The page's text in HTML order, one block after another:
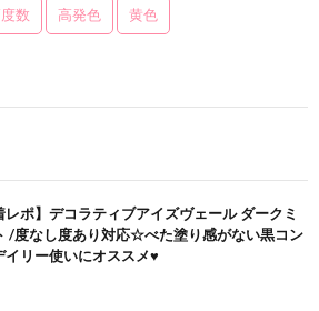
数 高発色 黄色
レポ】デコラティブアイズヴェール ダークミ
/度なし度あり対応☆べた塗り感がない黒コン
イリー使いにオススメ♥